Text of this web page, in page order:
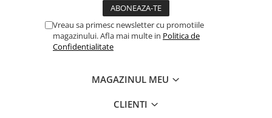
Vreau sa primesc newsletter cu promotiile
magazinului. Afla mai multe in Politica de
Confidentialitate
MAGAZINUL MEU
CLIENTI